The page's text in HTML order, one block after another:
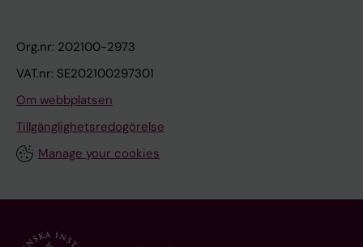
Org.nr: 202100-2973
VAT.nr: SE202100297301
Om webbplatsen
Tillgänglighetsredogörelse
Manage your cookies